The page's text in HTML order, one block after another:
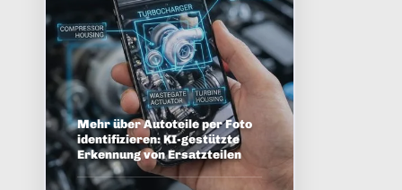
Mehr über Autoteile per Foto
identifizieren: KI-gestützte
Erkennung von Ersatzteilen